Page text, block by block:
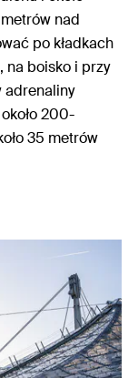
nad
po kładkach
na boisko i przy
adrenaliny
200-
35 metrów